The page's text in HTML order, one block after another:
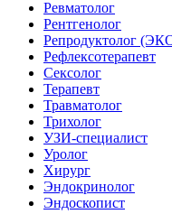
Ревматолог
Рентгенолог
Репродуктолог
Рефлексотерапевт
Сексолог
Терапевт
Травматолог
Трихолог
УЗИ-специалист
Уролог
Хирург
Эндокринолог
Эндоскопист